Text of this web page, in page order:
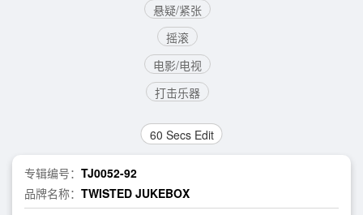
悬疑/紧张
摇滚
电影/电视
打击乐器
60 Secs Edit
专辑编号： TJ0052-92
品牌名称： TWISTED JUKEBOX